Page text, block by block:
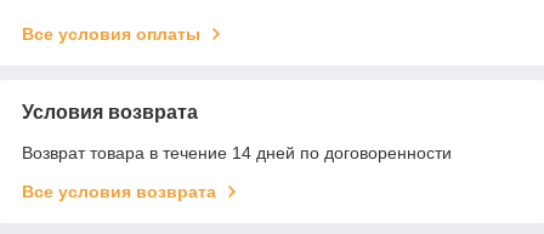
Все условия оплаты
Условия возврата
Возврат товара в течение 14 дней по договоренности
Все условия возврата